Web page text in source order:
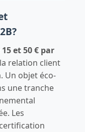
15 et 50 € par
relation client
Un objet éco-
une tranche
Les